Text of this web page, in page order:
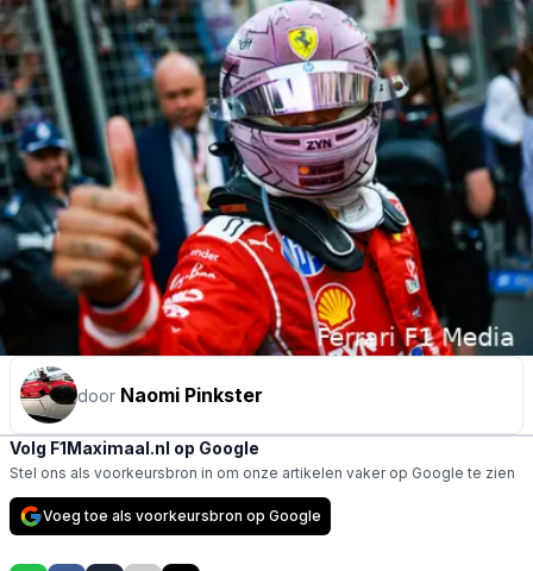
door Naomi Pinkster
Volg F1Maximaal.nl op Google
Stel ons als voorkeursbron in om onze artikelen vaker op Google te zien
Voeg toe als voorkeursbron op Google